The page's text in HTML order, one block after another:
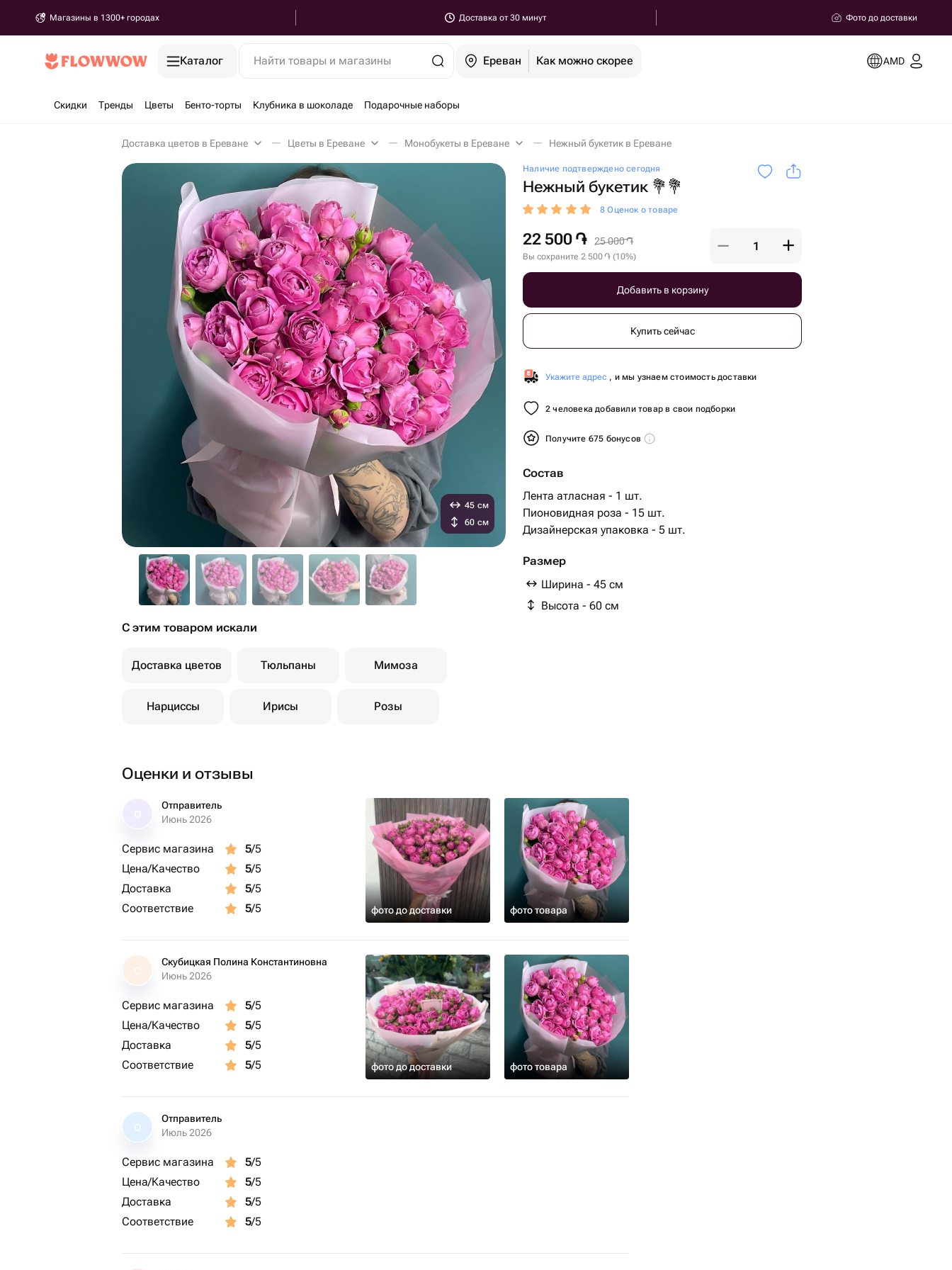
Магазины в 1300+ городах Доставка от 30 минут Фото до доставки
Каталог Найти товары и магазины Ереван Как можно скорее AMD
Скидки Тренды Цветы Бенто-торты Клубника в шоколаде Подарочные наборы
Доставка цветов в Ереване Цветы в Ереване Монобукеты в Ереване Нежный букетик в Ереване
Наличие подтверждено сегодня
Нежный букетик 💐💐
8 Оценок о товаре
22 500 ֏ 25 000֏
Вы сохраните 2 500֏ (10%)
Добавить в корзину
Купить сейчас
Укажите адрес , и мы узнаем стоимость доставки
2 человека добавили товар в свои подборки
Получите 675 бонусов
Состав
Лента атласная - 1 шт.
Пионовидная роза - 15 шт.
Дизайнерская упаковка - 5 шт.
Размер
Ширина - 45 см
Высота - 60 см
45 см
60 см
С этим товаром искали
Доставка цветов Тюльпаны Мимоза
Нарциссы Ирисы Розы
Оценки и отзывы
Отправитель
Июнь 2026
Сервис магазина 5/5
Цена/Качество
5/5
Доставка
5/5
Соответствие
5/5 фото до доставки фото товара
С
Скубицкая Полина Константиновна
Июнь 2026
Сервис магазина 5/5
Цена/Качество
5/5
Доставка
5/5
Соответствие
5/5 фото до доставки фото товара
О
Отправитель
Июль 2026
Сервис магазина 5/5
Цена/Качество
5/5
Доставка
5/5
Соответствие
5/5